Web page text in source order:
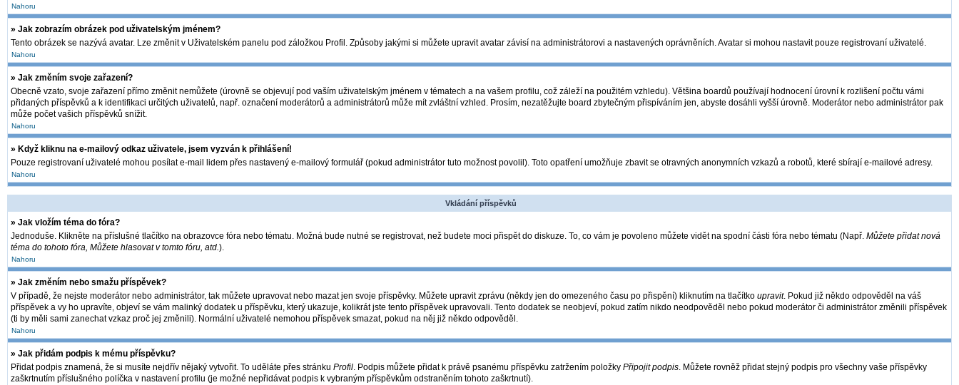
Nahoru
» Jak zobrazím obrázek pod uživatelským jménem?
Tento obrázek se nazývá avatar. Lze změnit v Uživatelském panelu pod záložkou Profil. Způsoby jakými si můžete upravit avatar závisí na administrátorovi a nastavených oprávněních. Avatar si mohou nastavit pouze registrovaní uživatelé.
Nahoru
» Jak změním svoje zařazení?
Obecně vzato, svoje zařazení přímo změnit nemůžete (úrovně se objevují pod vaším uživatelským jménem v tématech a na vašem profilu, což záleží na použitém vzhledu). Většina boardů používají hodnocení úrovní k rozlišení počtu vámi
přidaných příspěvků a k identifikaci určitých uživatelů, např. označení moderátorů a administrátorů může mít zvláštní vzhled. Prosím, nezatěžujte board zbytečným přispíváním jen, abyste dosáhli vyšší úrovně. Moderátor nebo administrátor pak
může počet vašich příspěvků snížit.
Nahoru
» Když kliknu na e-mailový odkaz uživatele, jsem vyzván k přihlášení!
Pouze registrovaní uživatelé mohou posílat e-mail lidem přes nastavený e-mailový formulář (pokud administrátor tuto možnost povolil). Toto opatření umožňuje zbavit se otravných anonymních vzkazů a robotů, které sbírají e-mailové adresy.
Nahoru
Vkládání příspěvků
» Jak vložím téma do fóra?
Jednoduše. Klikněte na příslušné tlačítko na obrazovce fóra nebo tématu. Možná bude nutné se registrovat, než budete moci přispět do diskuze. To, co vám je povoleno můžete vidět na spodní části fóra nebo tématu (Např. Můžete přidat nová
téma do tohoto fóra, Můžete hlasovat v tomto fóru, atd.).
Nahoru
» Jak změním nebo smažu příspěvek?
V případě, že nejste moderátor nebo administrátor, tak můžete upravovat nebo mazat jen svoje příspěvky. Můžete upravit zprávu (někdy jen do omezeného času po přispění) kliknutím na tlačítko upravit. Pokud již někdo odpověděl na váš
příspěvek a vy ho upravíte, objeví se vám malinký dodatek u příspěvku, který ukazuje, kolikrát jste tento příspěvek upravovali. Tento dodatek se neobjeví, pokud zatím nikdo neodpověděl nebo pokud moderátor či administrátor změnili příspěvek
(ti by měli sami zanechat vzkaz proč jej změnili). Normální uživatelé nemohou příspěvek smazat, pokud na něj již někdo odpověděl.
Nahoru
» Jak přidám podpis k mému příspěvku?
Přidat podpis znamená, že si musíte nejdřív nějaký vytvořit. To uděláte přes stránku Profil. Podpis můžete přidat k právě psanému příspěvku zatržením položky Připojit podpis. Můžete rovněž přidat stejný podpis pro všechny vaše příspěvky
zaškrtnutím příslušného políčka v nastavení profilu (je možné nepřidávat podpis k vybraným příspěvkům odstraněním tohoto zaškrtnutí).